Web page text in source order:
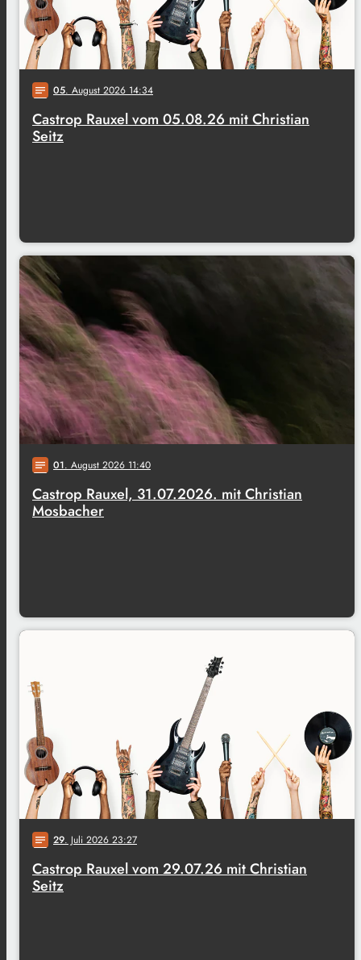
notes 05. August 2026 14:34
Castrop Rauxel vom 05.08.26 mit Christian
Seitz
notes 01. August 2026 11:40
Castrop Rauxel, 31.07.2026. mit Christian
Mosbacher
notes 29. Juli 2026 23:27
Castrop Rauxel vom 29.07.26 mit Christian
Seitz